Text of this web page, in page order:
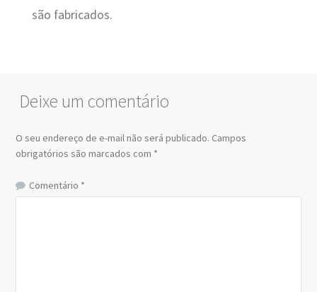
são fabricados.
Deixe um comentário
O seu endereço de e-mail não será publicado. Campos
obrigatórios são marcados com *
Comentário *